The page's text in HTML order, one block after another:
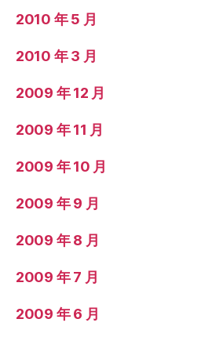
2010 年 5 月
2010 年 3 月
2009 年 12 月
2009 年 11 月
2009 年 10 月
2009 年 9 月
2009 年 8 月
2009 年 7 月
2009 年 6 月